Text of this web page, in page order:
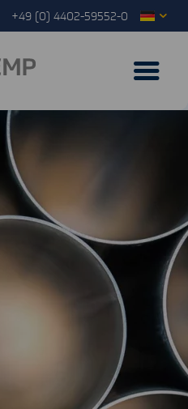
+49 (0) 4402-59552-0